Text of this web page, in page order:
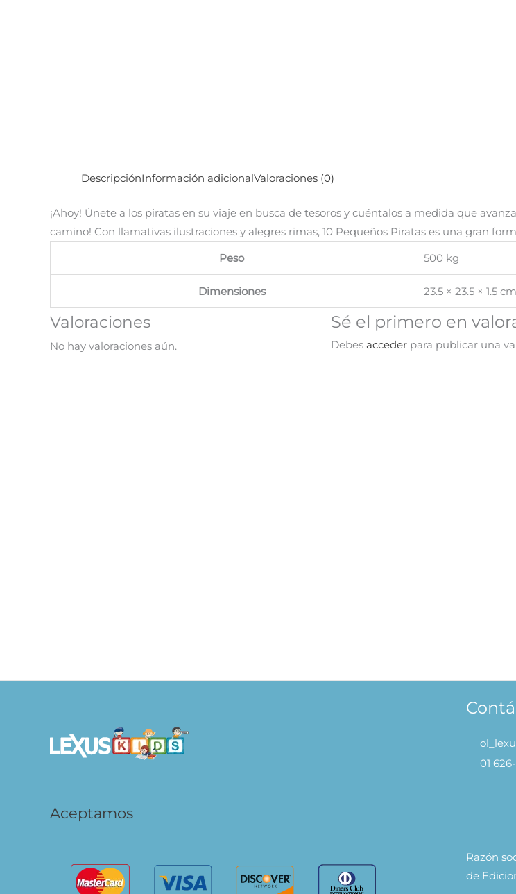
DescripciónInformación adicionalValoraciones (0)
¡Ahoy! Únete a los piratas en su viaje en busca de tesoros y cuéntalos a medida que
camino! Con llamativas ilustraciones y alegres rimas, 10 Pequeños Piratas es una gran
Peso
500 kg
Dimensiones 23.5 × 23.5 × 1.5 cm
Valoraciones
No hay valoraciones aún.
Sé el primero en
Debes acceder para publicar una
Aceptamos
01
Razón
de